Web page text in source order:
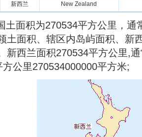
新西兰 New Zealand
土面积为270534平方公里，
土面积、辖区内岛屿面积、新
新西兰面积270534平方公里,
公里270534000000平方米;